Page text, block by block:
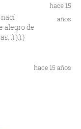
alegro de
:);):);)
hace 15
años
hace 15 años